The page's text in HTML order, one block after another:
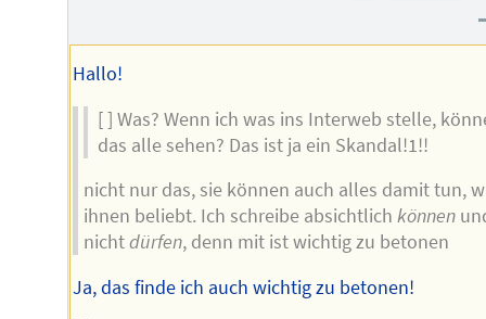
Hallo!
[ ] Was? Wenn ich was ins Interweb stelle,
das alle sehen? Das ist ja ein Skandal!1!!
nicht nur das, sie können auch alles damit tun,
ihnen beliebt. Ich schreibe absichtlich können
nichtdürfen, denn mit ist wichtig zu betonen
Ja, das finde ich auch wichtig zu betonen!